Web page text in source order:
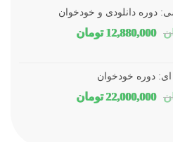
بود.
است.
دوره دانلودی و خودخوان
قیمت
بود.
12,880,000 تومانقیمت
دوره خودخوان
قیمت
22,000,000 تومانقیمت